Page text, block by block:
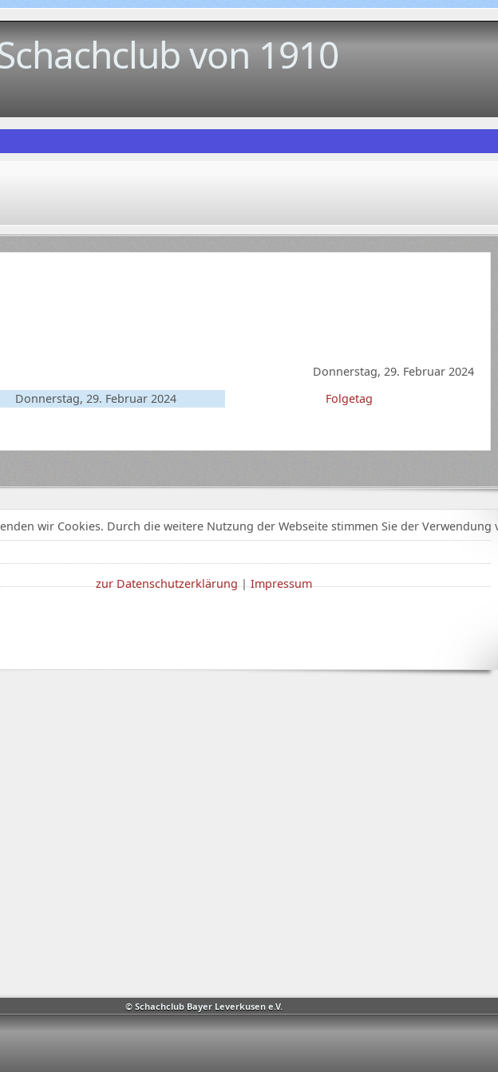
von 1910
© Schachclub Bayer Leverkusen e.V.
Donnerstag, 29. Februar 2024
Donnerstag, 29. Februar 2024
Folgetag
wir Cookies. Durch die weitere Nutzung der Webseite stimmen Sie der
zur Datenschutzerklärung|Impressum